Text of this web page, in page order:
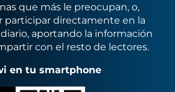
que más le preocupan, o,
participar directamente en la
aportando la información
con el resto de lectores.
en tu smartphone